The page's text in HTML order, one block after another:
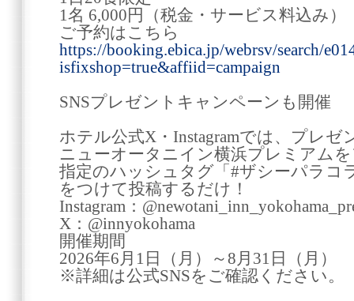
1名 6,000円（税金・サービス料込み）
ご予約はこちら
https://booking.ebica.jp/webrsv/search/
isfixshop=true&affiid=campaign
SNSプレゼントキャンペーンも開催
ホテル公式X・Instagramでは、プレ
ニューオータニイン横浜プレミアム
指定のハッシュタグ「#ザシーパラコ
をつけて投稿するだけ！
Instagram：
X：@innyokohama
開催期間
2026年6月1日（月）～8月31日（月）
※詳細は公式SNSをご確認ください。